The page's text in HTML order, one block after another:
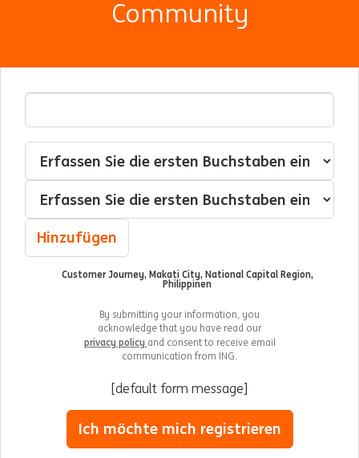
Community
E-Mail-Adresse
Interessensschwerpunkte
Kategorie
Ort
Hinzufügen
Customer Journey, Makati City, National Capital Region,
Philippinen
By submitting your information, you
acknowledge that you have read our
privacy policy and consent to receive email
communication from ING.
[default form message]
Ich möchte mich registrieren